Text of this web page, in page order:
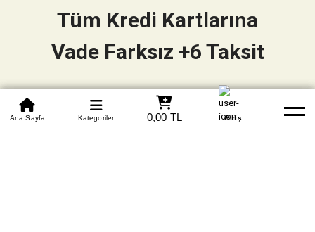
0850 305 09 70
Beden Tablosu Banka Hesapları Whatsapp Yardım
Ana Sayfa Kategoriler 0,00 TL Giriş
Tüm Kredi Kartlarına
Vade Farksız +6 Taksit